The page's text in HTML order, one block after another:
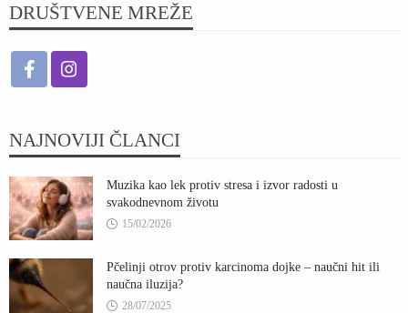
DRUŠTVENE MREŽE
NAJNOVIJI ČLANCI
Muzika kao lek protiv stresa i izvor radosti u
svakodnevnom životu
15/02/2026
Pčelinji otrov protiv karcinoma dojke – naučni hit ili
naučna iluzija?
28/07/2025